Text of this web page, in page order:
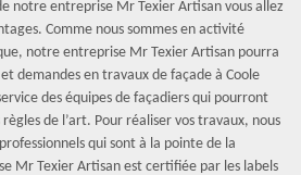
notre entreprise Mr Texier Artisan vous allez
Comme nous sommes en activité
notre entreprise Mr Texier Artisan pourra
demandes en travaux de façade à Coole
des équipes de façadiers qui pourront
de l’art. Pour réaliser vos travaux, nous
qui sont à la pointe de la
Mr Texier Artisan est certifiée par les labels